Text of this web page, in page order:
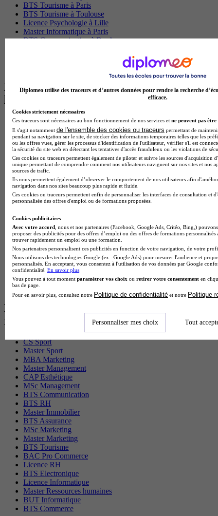
BTS Tourisme à Paris
BTS Tourisme à Toulouse
Licence Psychologie à Lille
Master Informatique à Paris
BTS Communication à Bordeaux
Les intitulés de diplôme par alternance
les plus recherchés
BTS Esf en alternance
BTS Dietetique en alternance
BTS Mco en alternance
BTS Pi en alternance
BTS Sp3s en alternance
Master CCA en alternance
BTS Ndrc en alternance
BTS Sam en alternance
Cap Fleuriste en alternance
BTS Sio en alternance
BTS Gpme en alternance
Cap Electricien en alternance
BTS Gpn en alternance
BTS Domotique en alternance
BAC Pro Agora en alternance
BTS Sta en alternance
BTS Iris en alternance
BTS Tpl en alternance
BTS Ati en alternance
Les diplômes par filière les plus
recherchés
CS Sport
Master Sport
MBA Marketing
Master Management
CAP Esthétique
MSc Management
BTS Communication
BTS RH
Master Immobilier
BTS Assurance
MSc Marketing
Master Marketing
BTS Tourisme
BAC Pro Commerce
Licence RH
BTS Electronique
Licence Informatique
Master Ressources humaines
BUT Informatique
BTS Commerce
Diplomeo utilise des traceurs et d’autres données pour rendre la recherche
efficace.
Cookies strictement nécessaires
Ces traceurs sont nécessaires au bon fonctionnement de nos services et ne peuvent pas être
Il s'agit notamment de l'ensemble des cookies ou traceurs permettant de
pendant sa navigation sur le site, de stocker des informations temporaires telles que les
ou les offres vues, gérer les processus d'identification de l'utilisateur, vérifier s'il est
la sécurité du site web en détectant les tentatives d'accès frauduleux ou les violations de
Ces cookies ou traceurs permettent également de piloter et suivre les sources d'acquisition
unique permettant de comprendre comment nos utilisateurs naviguent sur nos sites et nos
sources de trafic.
Ils nous permettent également d’observer le comportement de nos utilisateurs afin
navigation dans nos sites beaucoup plus rapide et fluide.
Ces cookies ou traceurs permettent enfin de personnaliser les interfaces de consultation et
personnalisée des offres d'emploi ou de formations proposées.
Cookies publicitaires
Avec votre accord , nous et nos partenaires (Facebook, Google Ads, Critéo, Bing,)
proposer des publicités pour des offres d’emploi ou des offres de formations
trouver rapidement un emploi ou une formation.
Nos partenaires personnalisent ces publicités en fonction de votre navigation, de votre
Nous utilisons des technologies Google (ex : Google Ads) pour mesurer l'audience et
personnalisés. En acceptant, vous consentez à l'utilisation de vos données par Google
confidentialité. En savoir plus
Vous pouvez à tout moment paramétrer vos choix ou retirer votre consentement en
bas de page.
Pour en savoir plus, consultez notre Politique de confidentialité et notre Politique
Personnaliser mes choix Tout